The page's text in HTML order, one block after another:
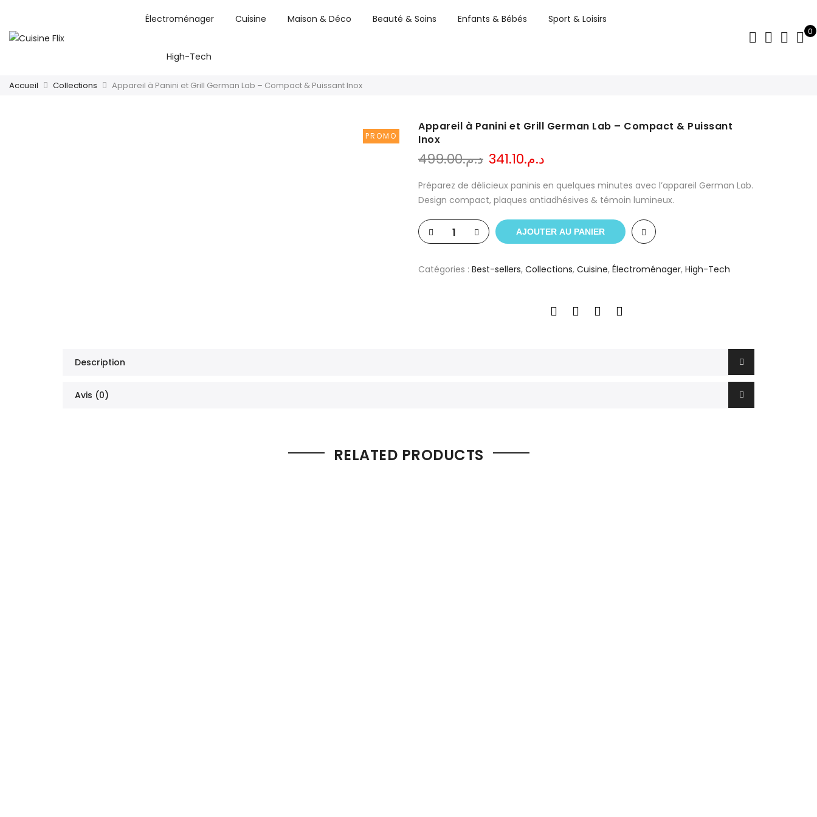
Électroménager Cuisine Maison & Déco Beauté & Soins Enfants & Bébés Sport & Loisirs
High-Tech
0
Accueil Collections Appareil à Panini et Grill German Lab – Compact & Puissant Inox
PROMO
Appareil à Panini et Grill German Lab – Compact & Puissant
Inox
د.م.499.00 Le
initial
était :
د.م.341.10
actuel
est :
Préparez de délicieux paninis en quelques minutes avec l’appareil German Lab.
Design compact, plaques antiadhésives & témoin lumineux.
AJOUTER AU PANIER
Catégories : Best-sellers, Collections, Cuisine, Électroménager, High-Tech
Description
Avis (0)
RELATED PRODUCTS